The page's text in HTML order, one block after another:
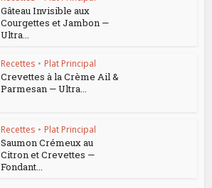
Gâteau Invisible aux
Courgettes et Jambon —
Ultra...
Recettes • Plat Principal
Crevettes à la Crème Ail &
Parmesan — Ultra...
Recettes • Plat Principal
Saumon Crémeux au
Citron et Crevettes —
Fondant...